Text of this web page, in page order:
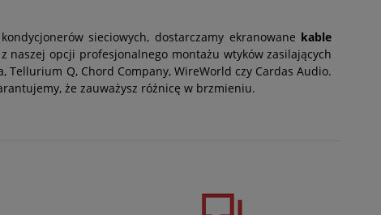
sieciowych, dostarczamy ekranowane kable
naszej opcji profesjonalnego montażu wtyków zasilających
Q, Chord Company, WireWorld czy Cardas Audio.
że zauważysz różnicę w brzmieniu.